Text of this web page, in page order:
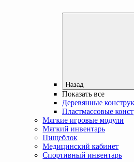
Назад
Показать все
Деревянные
Пластмассовые
Мягкие игровые модули
Мягкий инвентарь
Пищеблок
Медицинский кабинет
Спортивный инвентарь